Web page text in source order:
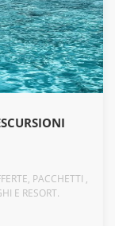
PACCHETTI ,
E RESORT.